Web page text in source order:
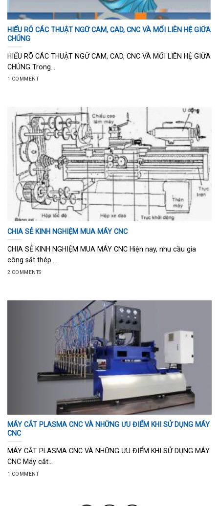
HIỂU RÕ CÁC THUẬT NGỮ CAM, CAD, CNC VÀ MỐI LIÊN HỆ GIỮA
CHÚNG
HIỂU RÕ CÁC THUẬT NGỮ CAM, CAD, CNC VÀ MỐI LIÊN HỆ GIỮA
CHÚNG Trong...
1 COMMENT
CHIA SẺ KINH NGHIỆM MUA MÁY CNC
CHIA SẺ KINH NGHIỆM MUA MÁY CNC Hiện nay, nhu cầu gia
công sắt thép...
2 COMMENTS
MÁY CẮT PLASMA CNC VÀ NHỮNG ƯU ĐIỂM KHI SỬ DỤNG MÁY
CNC
MÁY CẮT PLASMA CNC VÀ NHỮNG ƯU ĐIỂM KHI SỬ DỤNG MÁY
CNC Máy cắt...
1 COMMENT